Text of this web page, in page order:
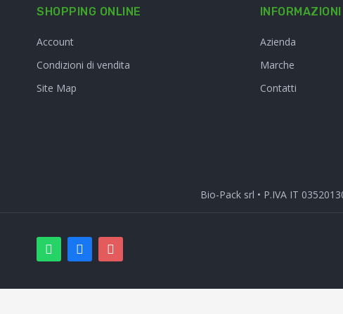
SHOPPING ONLINE
Account
Condizioni di vendita
Site Map
INFORMAZIONI
Azienda
Marche
Contatti
Bio-Pack srl • P.IVA IT